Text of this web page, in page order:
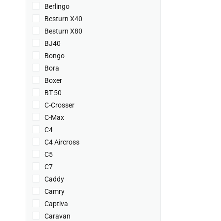
Berlingo
Besturn X40
Besturn X80
BJ40
Bongo
Bora
Boxer
BT-50
C-Crosser
C-Max
C4
C4 Aircross
C5
C7
Caddy
Camry
Captiva
Caravan